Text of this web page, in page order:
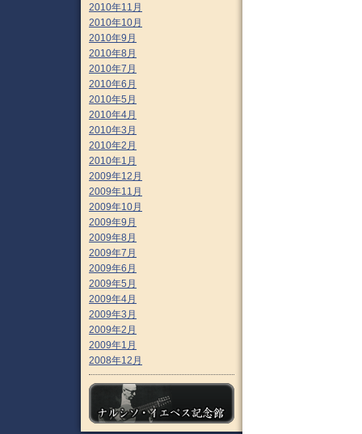
2010年11月
2010年10月
2010年9月
2010年8月
2010年7月
2010年6月
2010年5月
2010年4月
2010年3月
2010年2月
2010年1月
2009年12月
2009年11月
2009年10月
2009年9月
2009年8月
2009年7月
2009年6月
2009年5月
2009年4月
2009年3月
2009年2月
2009年1月
2008年12月